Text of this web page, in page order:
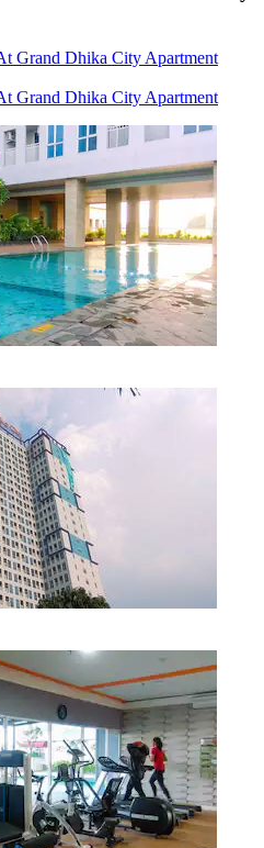
Grand Dhika City Apartment
Grand Dhika City Apartment